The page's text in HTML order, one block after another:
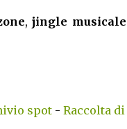
,jingle musicale
spot - Raccolta di